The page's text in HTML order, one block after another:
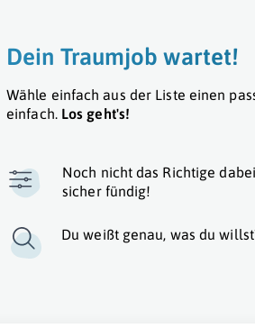
Dein Traumjob wartet!
Wähle einfach aus der Liste einen
einfach. Los geht's!
Noch nicht das Richtige
sicher fündig!
Du weißt genau, was du